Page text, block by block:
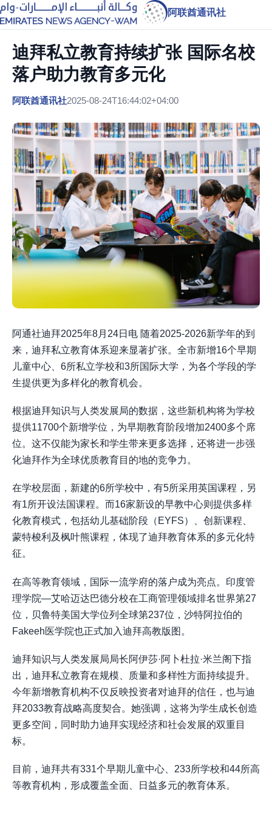
阿联酋通讯社
迪拜私立教育持续扩张 国际名校
落户助力教育多元化
阿联酋通讯社2025-08-24T16:44:02+04:00
阿通社迪拜2025年8月24日电 随着2025-2026新学年的到
来，迪拜私立教育体系迎来显著扩张。全市新增16个早期
儿童中心、6所私立学校和3所国际大学，为各个学段的学
生提供更为多样化的教育机会。
根据迪拜知识与人类发展局的数据，这些新机构将为学校
提供11700个新增学位，为早期教育阶段增加2400多个席
位。这不仅能为家长和学生带来更多选择，还将进一步强
化迪拜作为全球优质教育目的地的竞争力。
在学校层面，新建的6所学校中，有5所采用英国课程，另
有1所开设法国课程。而16家新设的早教中心则提供多样
化教育模式，包括幼儿基础阶段（EYFS）、创新课程、
蒙特梭利及枫叶熊课程，体现了迪拜教育体系的多元化特
征。
在高等教育领域，国际一流学府的落户成为亮点。印度管
理学院—艾哈迈达巴德分校在工商管理领域排名世界第27
位，贝鲁特美国大学位列全球第237位，沙特阿拉伯的
Fakeeh医学院也正式加入迪拜高教版图。
迪拜知识与人类发展局局长阿伊莎·阿卜杜拉·米兰阁下指
出，迪拜私立教育在规模、质量和多样性方面持续提升。
今年新增教育机构不仅反映投资者对迪拜的信任，也与迪
拜2033教育战略高度契合。她强调，这将为学生成长创造
更多空间，同时助力迪拜实现经济和社会发展的双重目
标。
目前，迪拜共有331个早期儿童中心、233所学校和44所高
等教育机构，形成覆盖全面、日益多元的教育体系。